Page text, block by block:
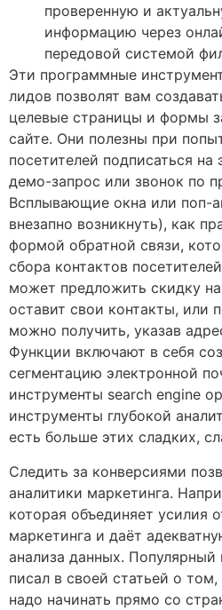
проверенную и
информацию через
передовой системой
Эти программные
лидов позволят вам
целевые страницы и формы
сайте. Они полезны при
посетителей подписаться на
демо-запрос или звонок по
Всплывающие окна или поп-
внезапно возникнуть), как
формой обратной связи,
сбора контактов
может предложить скидку
оставит свои контакты, или
можно получить, указав
Функции включают в себя
сегментацию электронной
инструменты search engine
инструменты глубокой
есть больше этих сладких,
Следить за конверсиями
аналитики маркетинга.
которая объединяет усилия
маркетинга и даёт
анализа данных.
писал в своей статьей о
надо начинать прямо со